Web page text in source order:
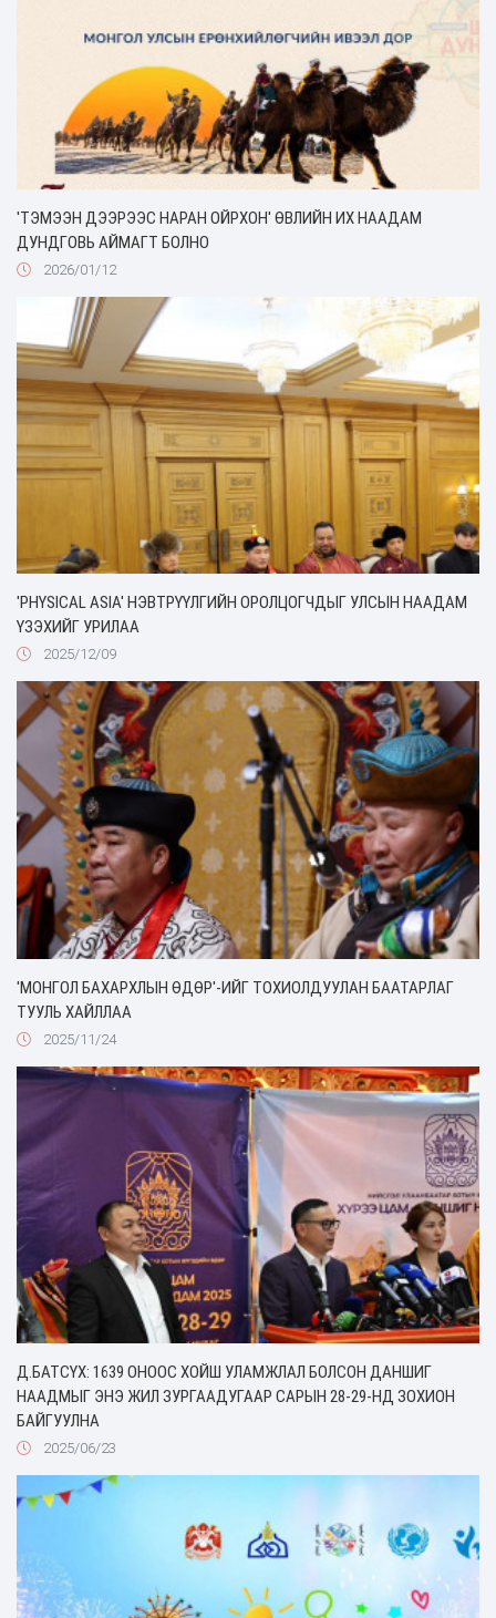
'ТЭМЭЭН ДЭЭРЭЭС НАРАН ОЙРХОН' ӨВЛИЙН ИХ НААДАМ
ДУНДГОВЬ АЙМАГТ БОЛНО
2026/01/12
'PHYSICAL ASIA' НЭВТРҮҮЛГИЙН ОРОЛЦОГЧДЫГ УЛСЫН НААДАМ
ҮЗЭХИЙГ УРИЛАА
2025/12/09
'МОНГОЛ БАХАРХЛЫН ӨДӨР'-ИЙГ ТОХИОЛДУУЛАН БААТАРЛАГ
ТУУЛЬ ХАЙЛЛАА
2025/11/24
Д.БАТСҮХ: 1639 ОНООС ХОЙШ УЛАМЖЛАЛ БОЛСОН ДАНШИГ
НААДМЫГ ЭНЭ ЖИЛ ЗУРГААДУГААР САРЫН 28-29-НД ЗОХИОН
БАЙГУУЛНА
2025/06/23